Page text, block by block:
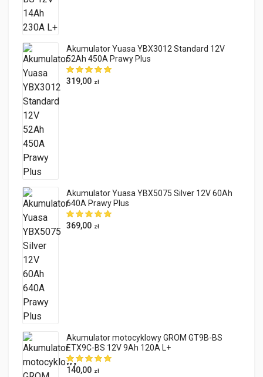
Akumulator Yuasa YBX3012 Standard 12V
52Ah 450A Prawy Plus
319,00 zł
Akumulator Yuasa YBX5075 Silver 12V 60Ah
640A Prawy Plus
369,00 zł
Akumulator motocyklowy GROM GT9B-BS
ETX9C-BS 12V 9Ah 120A L+
140,00 zł